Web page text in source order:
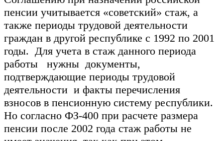
пенсии учитывается «советский» стаж, а
также периоды трудовой деятельности
граждан в другой республике с 1992 по 2001
годы. Для учета в стаж данного периода
работы нужны документы,
подтверждающие периоды трудовой
деятельности и факты перечисления
взносов в пенсионную систему республики.
Но согласно ФЗ-400 при расчете размера
пенсии после 2002 года стаж работы не